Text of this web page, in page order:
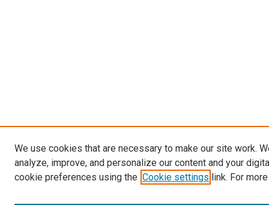
We use cookies that are necessary to make our site work.
analyze, improve, and personalize our content and your
cookie preferences using the Cookie settings link. For